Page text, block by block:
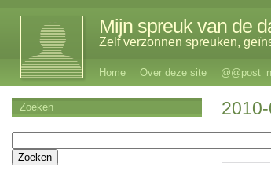
Mijn spreuk van de
Zelf verzonnen spreuken,
Home Over deze site
Zoeken